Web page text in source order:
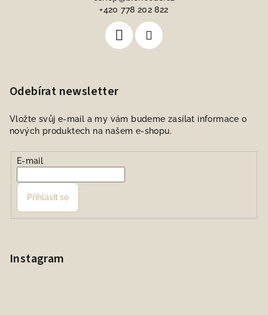
+420 778 202 822
Odebírat newsletter
Vložte svůj e-mail a my vám budeme zasílat informace o
nových produktech na našem e-shopu.
E-mail
Přihlásit se
Instagram